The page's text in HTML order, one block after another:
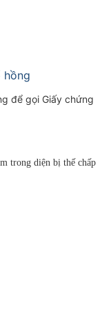
hồng
để gọi Giấy chứng